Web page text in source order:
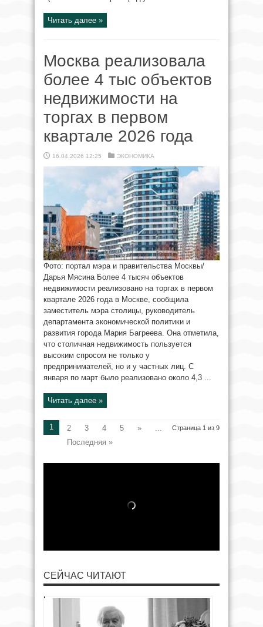
Читать далее »
Москва реализовала
более 4 тыс объектов
недвижимости на
торгах в первом
квартале 2026 года
16.04.2026 12:25 ЭКОНОМИКА
Фото: портал мэра и правительства Москвы/
Дарья Мясина Более 4 тысяч объектов
недвижимости реализовано на торгах в первом
квартале 2026 года в Москве, сообщила
заместитель мэра столицы, руководитель
департамента экономической политики и
развития города Мария Багреева. Она отметила,
что столичная недвижимость пользуется
высоким спросом не только у
предпринимателей, но и у частных лиц. С
января по март было реализовано около 4,3 ...
Читать далее »
Страница 1 из 9
1 2 3 4 5 »
...
Последняя »
СЕЙЧАС ЧИТАЮТ